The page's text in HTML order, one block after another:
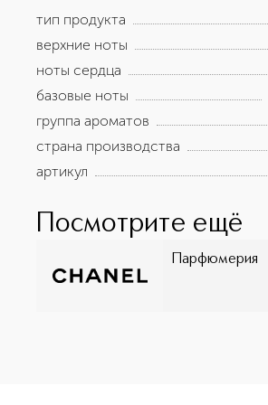
тип продукта
верхние ноты
ноты сердца
базовые ноты
группа ароматов
страна производства
артикул
Посмотрите ещё
Парфюмерия